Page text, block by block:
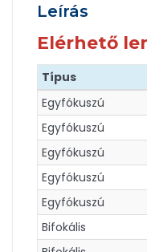
Leírás
Elérhető
Típus
Egyfókuszú
Egyfókuszú
Egyfókuszú
Egyfókuszú
Egyfókuszú
Bifokális